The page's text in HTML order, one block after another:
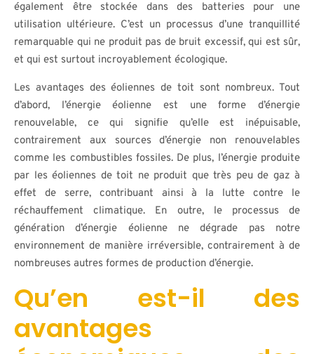
également être stockée dans des batteries pour une
utilisation ultérieure. C’est un processus d’une tranquillité
remarquable qui ne produit pas de bruit excessif, qui est sûr,
et qui est surtout incroyablement écologique.
Les avantages des éoliennes de toit sont nombreux. Tout
d’abord, l’énergie éolienne est une forme d’énergie
renouvelable, ce qui signifie qu’elle est inépuisable,
contrairement aux sources d’énergie non renouvelables
comme les combustibles fossiles. De plus, l’énergie produite
par les éoliennes de toit ne produit que très peu de gaz à
effet de serre, contribuant ainsi à la lutte contre le
réchauffement climatique. En outre, le processus de
génération d’énergie éolienne ne dégrade pas notre
environnement de manière irréversible, contrairement à de
nombreuses autres formes de production d’énergie.
Qu’en est-il des
avantages